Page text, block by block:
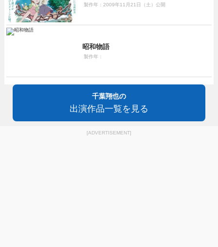
製作年：2009年11月21日（土）公開
昭和物語
製作年：
千葉翔也の
出演作品一覧を見る
[ADVERTISEMENT]